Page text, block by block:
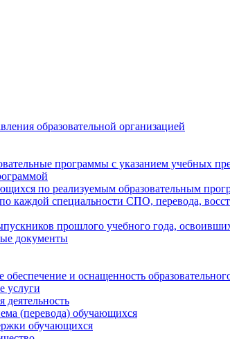
образовательной организацией
программы с указанием учебных
по реализуемым образовательным
каждой специальности СПО, перевода,
прошлого учебного года,
документы
обеспечение и оснащенность
услуги
деятельность
(перевода) обучающихся
обучающихся